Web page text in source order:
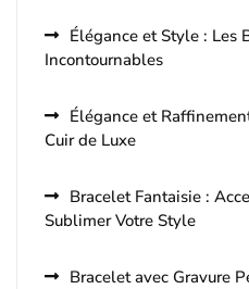
Élégance et Style : Les
Incontournables
Élégance et
Cuir de Luxe
Bracelet Fantaisie :
Sublimer Votre Style
Bracelet avec Gravure